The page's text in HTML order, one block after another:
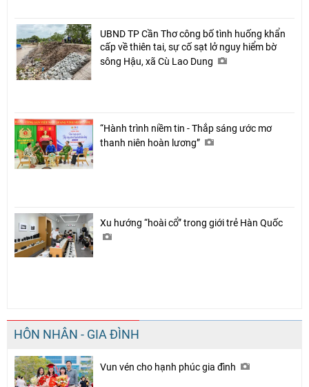
UBND TP Cần Thơ công bố tình huống khẩn
cấp về thiên tai, sự cố sạt lở nguy hiểm bờ
sông Hậu, xã Cù Lao Dung
“Hành trình niềm tin - Thắp sáng ước mơ
thanh niên hoàn lương”
Xu hướng “hoài cổ” trong giới trẻ Hàn Quốc
HÔN NHÂN - GIA ĐÌNH
Vun vén cho hạnh phúc gia đình